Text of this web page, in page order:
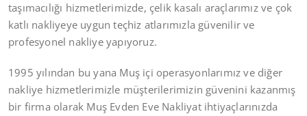
taşımacılığı hizmetlerimizde, çelik kasalı araçlarımız ve çok
katlı nakliyeye uygun teçhiz atlarımızla güvenilir ve
profesyonel nakliye yapıyoruz.
1995 yılından bu yana Muş içi operasyonlarımız ve diğer
nakliye hizmetlerimizle müşterilerimizin güvenini kazanmış
bir firma olarak Muş Evden Eve Nakliyat ihtiyaçlarınızda